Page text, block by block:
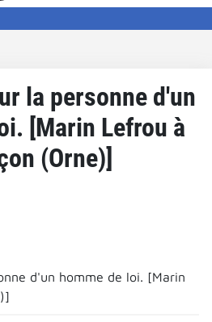
la personne d'un
[Marin Lefrou à
(Orne)]
d'un homme de loi. [Marin